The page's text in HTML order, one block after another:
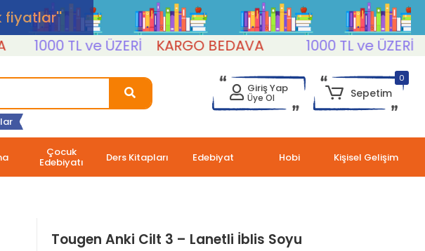
fiyatlar''
1000 TL ve ÜZERİ KARGO BEDAVA 1000 TL ve ÜZERİ
Giriş Yap
Üye Ol
0
Sepetim
Çocuk
Edebiyatı Ders Kitapları Edebiyat Hobi Kişisel Gelişim
Tougen Anki Cilt 3 – Lanetli İblis Soyu